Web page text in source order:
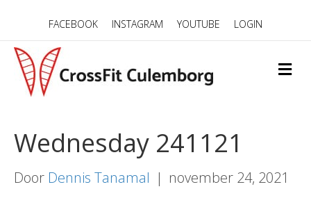
FACEBOOK INSTAGRAM YOUTUBE LOGIN
M
E
Wednesday 241121
Door Dennis Tanamal | november 24, 2021